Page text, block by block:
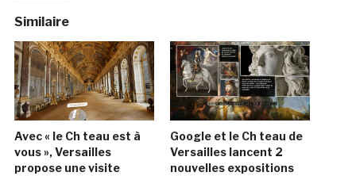
Similaire
Avec « le Ch teau est à
vous », Versailles
propose une visite
Google et le Ch teau de
Versailles lancent 2
nouvelles expositions